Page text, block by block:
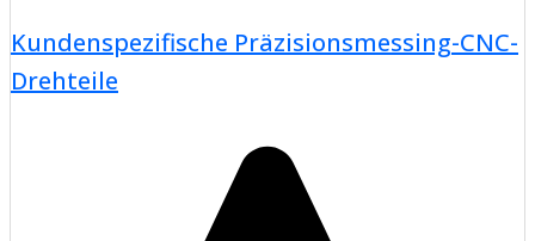
Kundenspezifische Präzisionsmessing-CNC-
Drehteile